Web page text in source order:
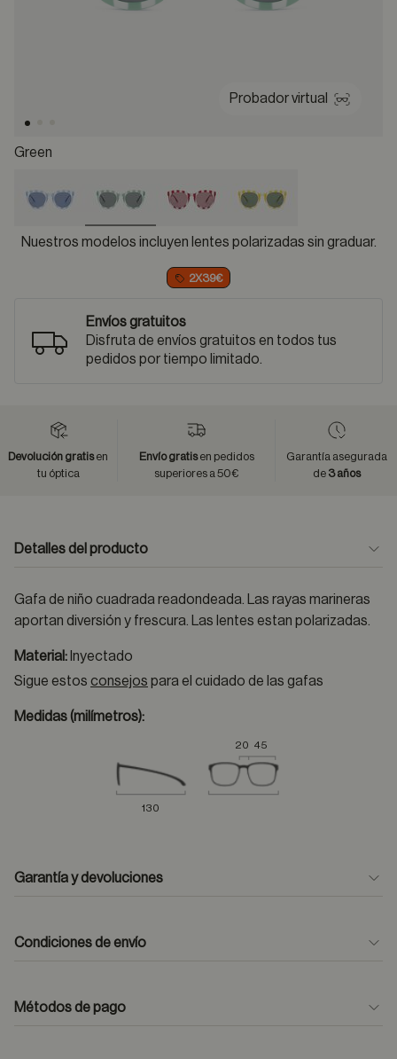
Probador virtual
Green
selected
Nuestros modelos incluyen lentes polarizadas sin graduar.
2X39€
Envíos gratuitos
Disfruta de envíos gratuitos en todos tus
pedidos por tiempo limitado.
Devolución gratisen
tu óptica
Envío gratisen pedidos
superiores a 50€
Garantía asegurada
de 3 años
Detalles del producto
Gafa de niño cuadrada readondeada. Las rayas marineras
aportan diversión y frescura. Las lentes estan polarizadas.
Material: Inyectado
Sigue estos consejos para el cuidado de las gafas
Medidas (milímetros):
20 45
130
Garantía y devoluciones
Condiciones de envío
Métodos de pago